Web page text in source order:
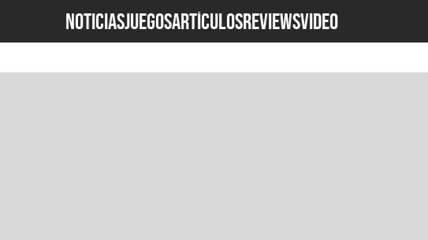
NOTICIASJUEGOSARTÍCULOSREVIEWSVideo